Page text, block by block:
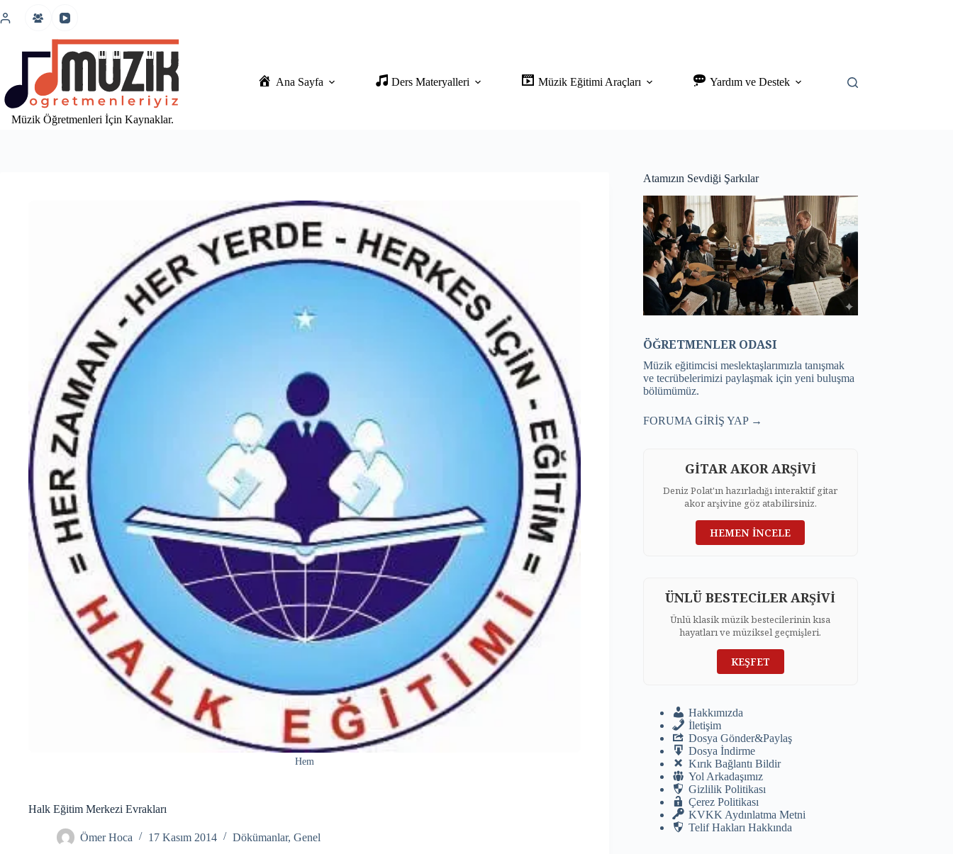
atla
Müzik Öğretmenleri İçin Kaynaklar.
Ana Sayfa Ders Materyalleri Müzik Eğitimi Araçları Yardım ve Destek
Hem
Halk Eğitim Merkezi Evrakları
Ömer Hoca 17 Kasım 2014 Dökümanlar, Genel
Atamızın Sevdiği Şarkılar
ÖĞRETMENLER ODASI
Müzik eğitimcisi meslektaşlarımızla tanışmak
ve tecrübelerimizi paylaşmak için yeni buluşma
bölümümüz.
FORUMA GİRİŞ YAP →
GİTAR AKOR ARŞİVİ
Deniz Polat'ın hazırladığı interaktif gitar
akor arşivine göz atabilirsiniz.
HEMEN İNCELE
ÜNLÜ BESTECİLER ARŞİVİ
Ünlü klasik müzik bestecilerinin kısa
hayatları ve müziksel geçmişleri.
KEŞFET
Hakkımızda
İletişim
Dosya Gönder&Paylaş
Dosya İndirme
Kırık Bağlantı Bildir
Yol Arkadaşımız
Gizlilik Politikası
Çerez Politikası
KVKK Aydınlatma Metni
Telif Hakları Hakkında